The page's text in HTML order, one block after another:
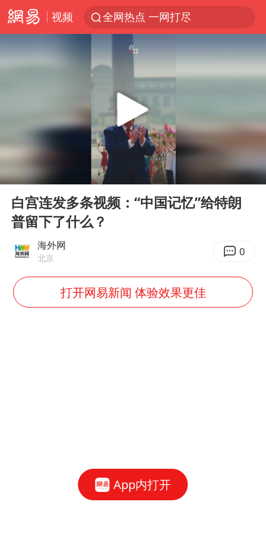
视频 全网热点 一网打尽
Play
00:27
白宫连发多条视频：“中国记忆”给特朗
普留下了什么？
海外网
北京 0
打开网易新闻 体验效果更佳
App内打开